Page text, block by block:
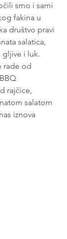
smo i sami
fakina u
društvo pravi
salatica,
gljive i luk.
rade od
rajčice,
salatom
iznova